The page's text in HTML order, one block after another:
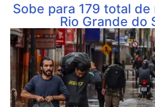
Sobe para 179 total
Rio Grande do